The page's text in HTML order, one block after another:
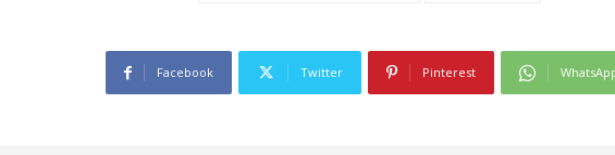
Facebook Twitter Pinterest